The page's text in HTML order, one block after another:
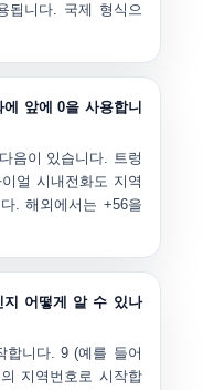
됩니다. 국제 형식으
앞에 0을 사용합니
음이 있습니다. 트렁
얼 시내전화도 지역
. 해외에서는 +56을
지 어떻게 알 수 있나
합니다.9 (예를 들어
지역번호로 시작합